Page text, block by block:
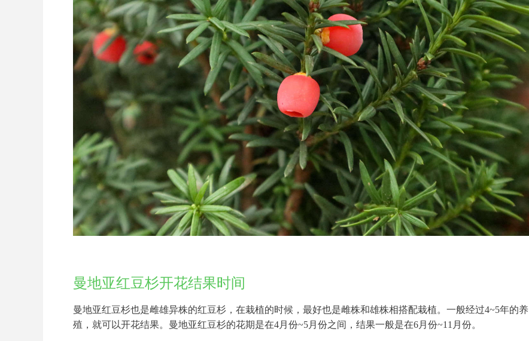
曼地亚红豆杉开花结果时间
曼地亚红豆杉也是雌雄异株的红豆杉，在栽植的时候，最好也是雌株和雄株相搭配栽植。一般经过4~5年的养
殖，就可以开花结果。曼地亚红豆杉的花期是在4月份~5月份之间，结果一般是在6月份~11月份。